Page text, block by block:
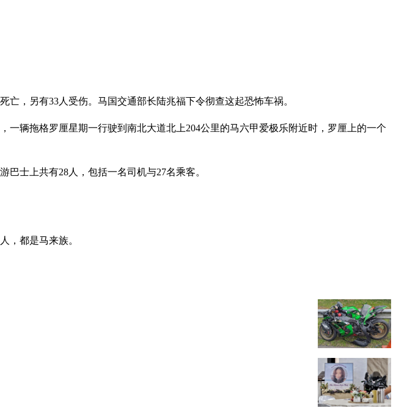
，另有33人受伤。马国交通部长陆兆福下令彻查这起恐怖车祸。
辆拖格罗厘星期一行驶到南北大道北上204公里的马六甲爱极乐附近时，罗厘上的一个
士上共有28人，包括一名司机与27名乘客。
，都是马来族。